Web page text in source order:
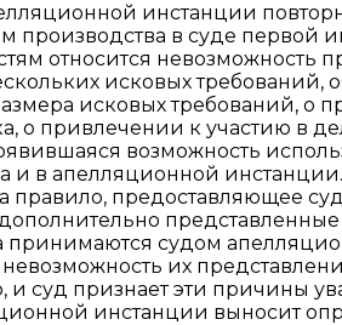
инстанции
производства в суде первой
относится невозможность
исковых требований,
исковых требований, о
о привлечении к участию в
возможность
и в апелляционной инстанции.
правило, предоставляющее
представленные
принимаются судом
их
и суд признает эти причины
инстанции выносит